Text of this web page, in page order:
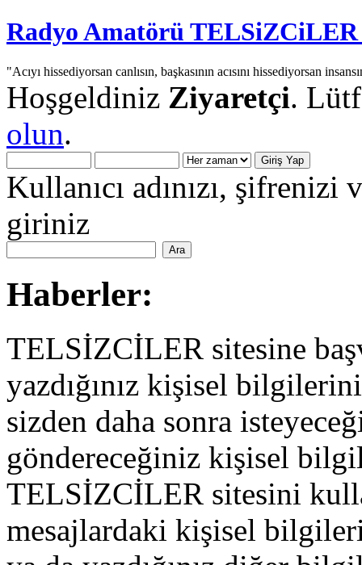
Radyo Amatörü
"Acıyı hissediyorsan canlısın, başkasının acısını hissediyorsan
Hoşgeldiniz Ziyaretçi.
olun.
Kullanıcı adınızı,
giriniz
Haberler:
TELSİZCİLER sitesine
yazdığınız kişisel
sizden daha sonra
göndereceğiniz kişisel
TELSİZCİLER sitesini
mesajlardaki kişisel